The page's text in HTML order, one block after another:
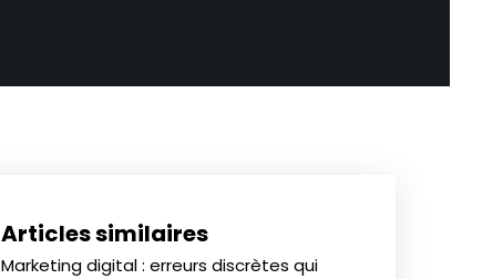
Articles similaires
Marketing digital : erreurs discrètes qui